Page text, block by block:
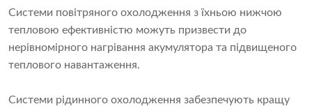
Системи повітряного охолодження з їхньою нижчою
тепловою ефективністю можуть призвести до
нерівномірного нагрівання акумулятора та підвищеного
теплового навантаження.
Системи рідинного охолодження забезпечують кращу